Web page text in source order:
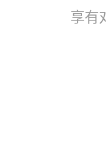
享有